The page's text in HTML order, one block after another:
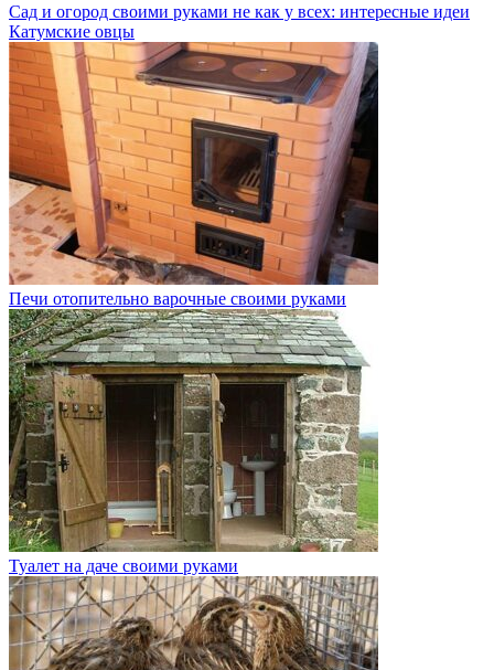
Сад и огород своими руками не как у всех: интересные идеи
Катумские овцы
Печи отопительно варочные своими руками
Туалет на даче своими руками